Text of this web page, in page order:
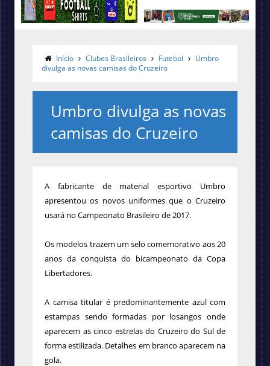
Início Clubes Brasileiros Futebol
Umbro
divulga as novas camisas do Cruzeiro
Umbro divulga as novas
camisas do Cruzeiro
A fabricante de material esportivo Umbro
apresentou os novos uniformes que o Cruzeiro
usará no Campeonato Brasileiro de 2017.
Os modelos trazem um selo comemorativo aos 20
anos da conquista do bicampeonato da Copa
Libertadores.
A camisa titular é predominantemente azul com
estampas sendo formadas por losangos onde
aparecem as cinco estrelas do Cruzeiro do Sul de
forma estilizada. Detalhes em branco aparecem na
gola.